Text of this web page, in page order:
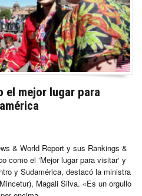
el mejor lugar para
& World Report y sus Rankings &
como el ‘Mejor lugar para visitar‘ y
y Sudamérica, destacó la ministra
Magali Silva. «Es un orgullo